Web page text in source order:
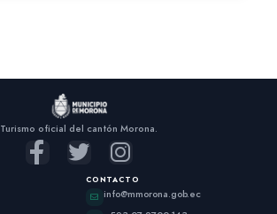
Turismo oficial del cantón Morona.
CONTACTO
info@mmorona.gob.ec